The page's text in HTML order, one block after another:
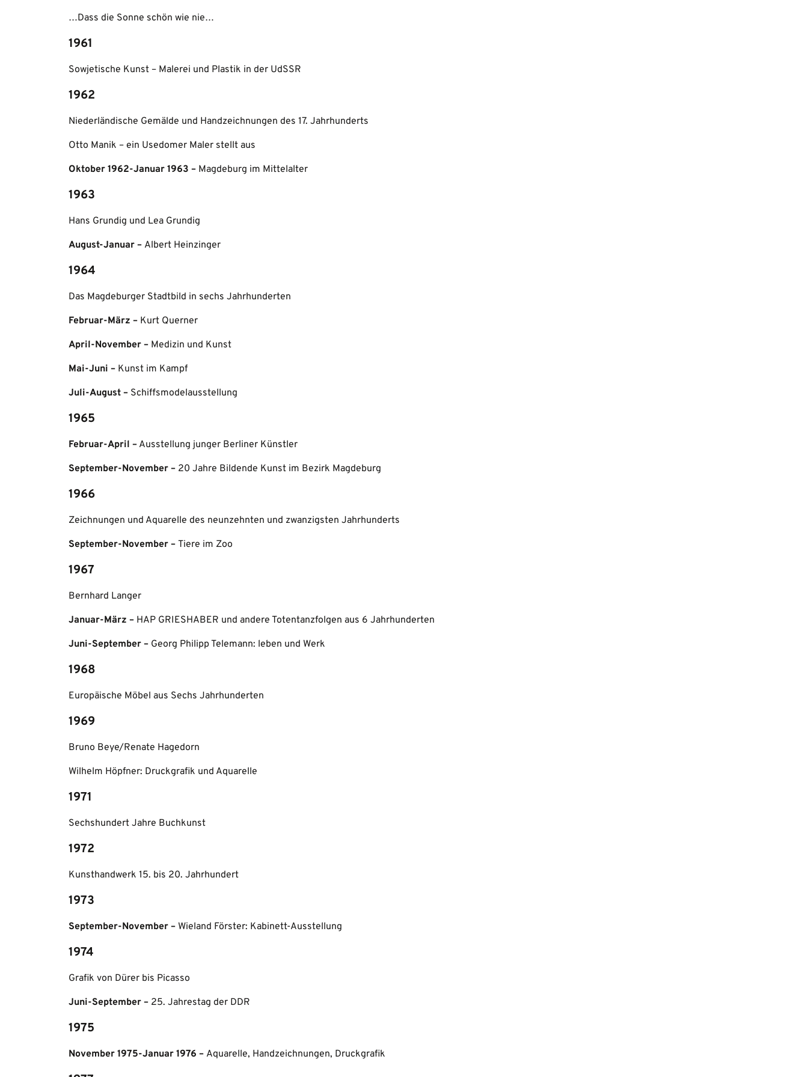
…Dass die Sonne schön wie nie…
1961
Sowjetische Kunst – Malerei und Plastik in der UdSSR
1962
Niederländische Gemälde und Handzeichnungen des 17. Jahrhunderts
Otto Manik – ein Usedomer Maler stellt aus
Oktober 1962-Januar 1963 – Magdeburg im Mittelalter
1963
Hans Grundig und Lea Grundig
August-Januar – Albert Heinzinger
1964
Das Magdeburger Stadtbild in sechs Jahrhunderten
Februar-März – Kurt Querner
April-November – Medizin und Kunst
Mai-Juni – Kunst im Kampf
Juli-August – Schiffsmodelausstellung
1965
Februar-April – Ausstellung junger Berliner Künstler
September-November – 20 Jahre Bildende Kunst im Bezirk Magdeburg
1966
Zeichnungen und Aquarelle des neunzehnten und zwanzigsten Jahrhunderts
September-November – Tiere im Zoo
1967
Bernhard Langer
Januar-März – HAP GRIESHABER und andere Totentanzfolgen aus 6 Jahrhunderten
Juni-September – Georg Philipp Telemann: leben und Werk
1968
Europäische Möbel aus Sechs Jahrhunderten
1969
Bruno Beye/Renate Hagedorn
Wilhelm Höpfner: Druckgrafik und Aquarelle
1971
Sechshundert Jahre Buchkunst
1972
Kunsthandwerk 15. bis 20. Jahrhundert
1973
September-November – Wieland Förster: Kabinett-Ausstellung
1974
Grafik von Dürer bis Picasso
Juni-September – 25. Jahrestag der DDR
1975
November 1975-Januar 1976 – Aquarelle, Handzeichnungen, Druckgrafik